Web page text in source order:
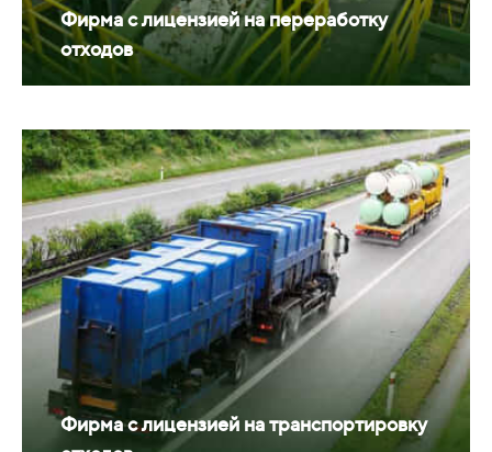
Фирма с лицензией на переработку
отходов
Фирма с лицензией на транспортировку